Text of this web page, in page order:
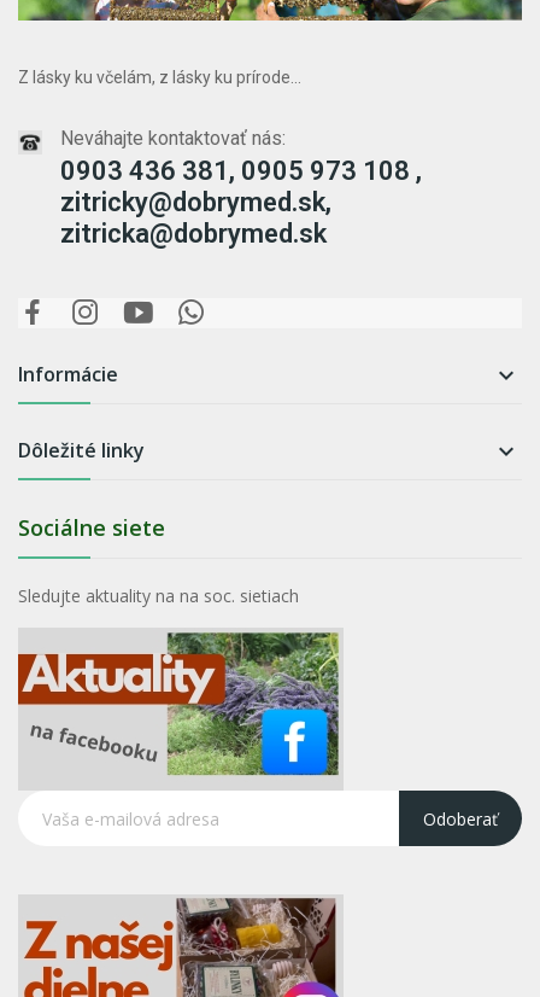
Z lásky ku včelám, z lásky ku prírode...
Neváhajte kontaktovať nás:
0903 436 381, 0905 973 108 ,
zitricky@dobrymed.sk,
zitricka@dobrymed.sk
Informácie 
Dôležité linky 
Sociálne siete
Sledujte aktuality na na soc. sietiach
Odoberať